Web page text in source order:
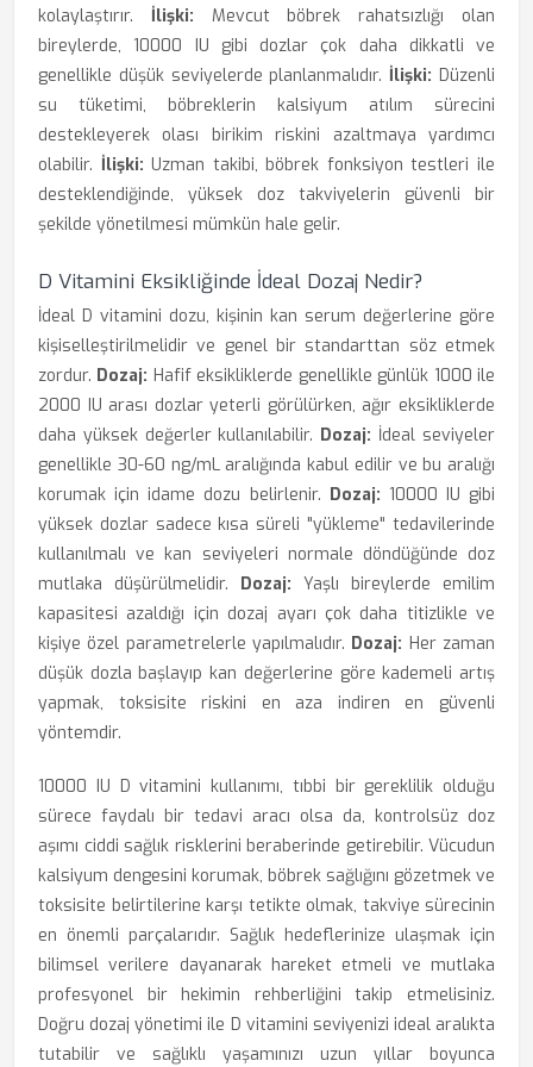
kolaylaştırır. İlişki: Mevcut böbrek rahatsızlığı olan
bireylerde, 10000 IU gibi dozlar çok daha dikkatli ve
genellikle düşük seviyelerde planlanmalıdır. İlişki: Düzenli
su tüketimi, böbreklerin kalsiyum atılım sürecini
destekleyerek olası birikim riskini azaltmaya yardımcı
olabilir. İlişki: Uzman takibi, böbrek fonksiyon testleri ile
desteklendiğinde, yüksek doz takviyelerin güvenli bir
şekilde yönetilmesi mümkün hale gelir.
D Vitamini Eksikliğinde İdeal Dozaj Nedir?
İdeal D vitamini dozu, kişinin kan serum değerlerine göre
kişiselleştirilmelidir ve genel bir standarttan söz etmek
zordur. Dozaj: Hafif eksikliklerde genellikle günlük 1000 ile
2000 IU arası dozlar yeterli görülürken, ağır eksikliklerde
daha yüksek değerler kullanılabilir. Dozaj: İdeal seviyeler
genellikle 30-60 ng/mL aralığında kabul edilir ve bu aralığı
korumak için idame dozu belirlenir. Dozaj: 10000 IU gibi
yüksek dozlar sadece kısa süreli "yükleme" tedavilerinde
kullanılmalı ve kan seviyeleri normale döndüğünde doz
mutlaka düşürülmelidir. Dozaj: Yaşlı bireylerde emilim
kapasitesi azaldığı için dozaj ayarı çok daha titizlikle ve
kişiye özel parametrelerle yapılmalıdır. Dozaj: Her zaman
düşük dozla başlayıp kan değerlerine göre kademeli artış
yapmak, toksisite riskini en aza indiren en güvenli
yöntemdir.
10000 IU D vitamini kullanımı, tıbbi bir gereklilik olduğu
sürece faydalı bir tedavi aracı olsa da, kontrolsüz doz
aşımı ciddi sağlık risklerini beraberinde getirebilir. Vücudun
kalsiyum dengesini korumak, böbrek sağlığını gözetmek ve
toksisite belirtilerine karşı tetikte olmak, takviye sürecinin
en önemli parçalarıdır. Sağlık hedeflerinize ulaşmak için
bilimsel verilere dayanarak hareket etmeli ve mutlaka
profesyonel bir hekimin rehberliğini takip etmelisiniz.
Doğru dozaj yönetimi ile D vitamini seviyenizi ideal aralıkta
tutabilir ve sağlıklı yaşamınızı uzun yıllar boyunca